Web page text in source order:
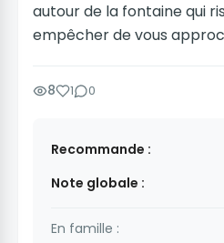
autour de la fontaine qui
empêcher de vous
8 1 0
Recommande :
Note globale :
En famille :